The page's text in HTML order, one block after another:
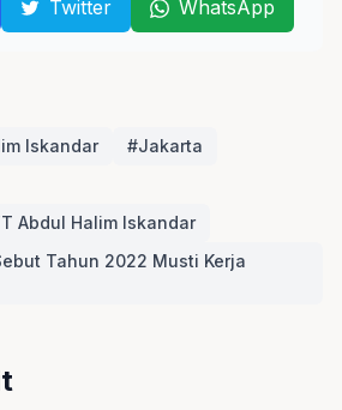
Twitter WhatsApp
Iskandar
#Jakarta
Abdul Halim Iskandar
Tahun 2022 Musti Kerja